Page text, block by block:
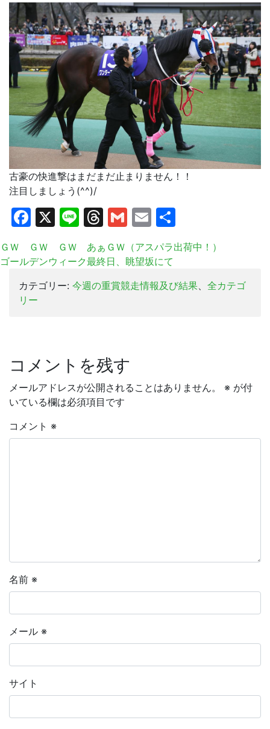
古豪の快進撃はまだまだ止まりません！！
注目しましょう(^^)/
Facebook
X LineThreads
Gmail
Email
有
ＧＷ ＧＷ ＧＷ あぁＧＷ（アスパラ出荷中！）
ゴールデンウィーク最終日、眺望坂にて
カテゴリー: 今週の重賞競走情報及び結果、 全カテゴ
リー
コメントを残す
メールアドレスが公開されることはありません。 ※ が付
いている欄は必須項目です
コメント ※
名前 ※
メール ※
サイト